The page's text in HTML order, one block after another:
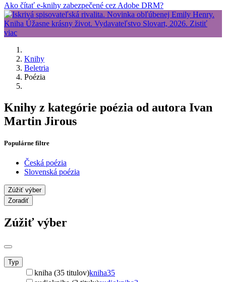
Ako čítať e-knihy zabezpečené cez Adobe DRM?
Knihy
Beletria
Poézia
Knihy z kategórie poézia od autora Ivan
Martin Jirous
Populárne filtre
Česká poézia
Slovenská poézia
Zúžiť výber
Zoradiť
Zúžiť výber
Typ
kniha (35 titulov)kniha35